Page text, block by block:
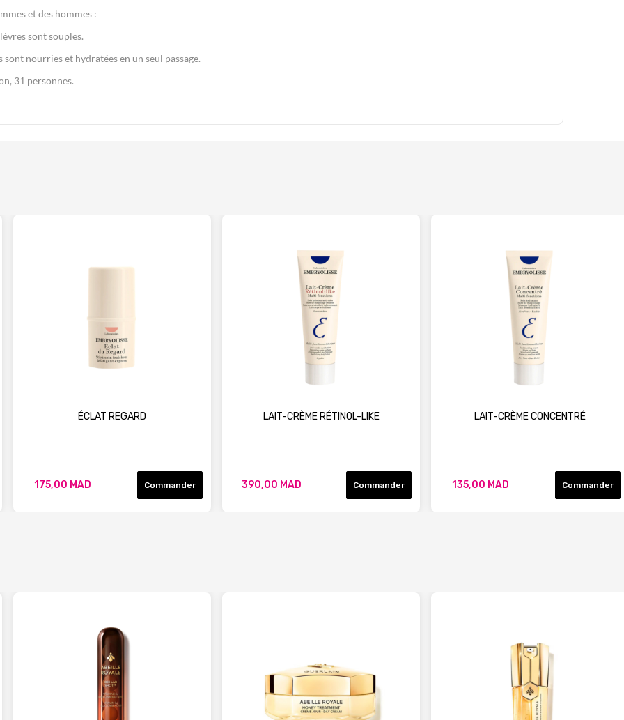
et des hommes :
sont souples.
nourries et hydratées en un seul passage.
31 personnes.
ÉCLAT REGARD
175,00 MAD Commander
LAIT-CRÈME RÉTINOL-LIKE
390,00 MAD Commander
LAIT-CRÈME CONCENTRÉ
135,00 MAD Commander